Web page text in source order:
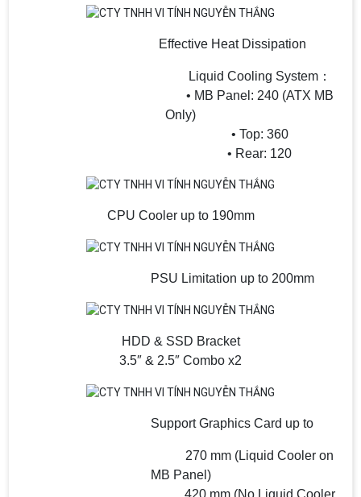
Effective Heat Dissipation
Liquid Cooling System：
• MB Panel: 240 (ATX MB
Only)
• Top: 360
• Rear: 120
CPU Cooler up to 190mm
PSU Limitation up to 200mm
HDD & SSD Bracket
3.5″ & 2.5″ Combo x2
Support Graphics Card up to
270 mm (Liquid Cooler on
MB Panel)
420 mm (No Liquid Cooler